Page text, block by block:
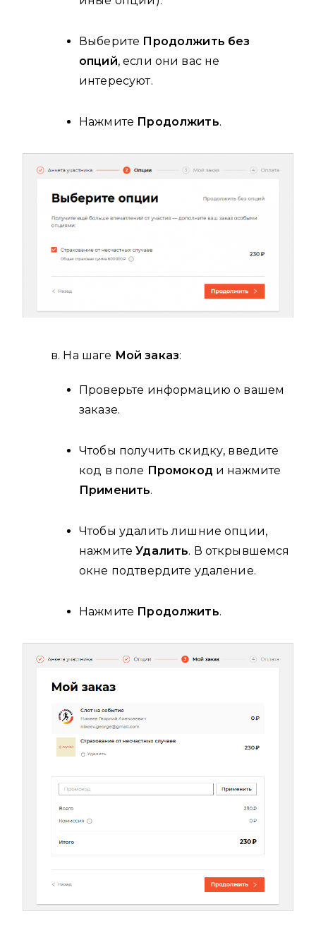
Выберите Продолжить без
опций, если они вас не
интересуют.
Нажмите Продолжить.
в. На шаге Мой заказ:
Проверьте информацию о вашем
заказе.
Чтобы получить скидку, введите
код в поле Промокод и нажмите
Применить.
Чтобы удалить лишние опции,
нажмитеУдалить. В открывшемся
окне подтвердите удаление.
Нажмите Продолжить.